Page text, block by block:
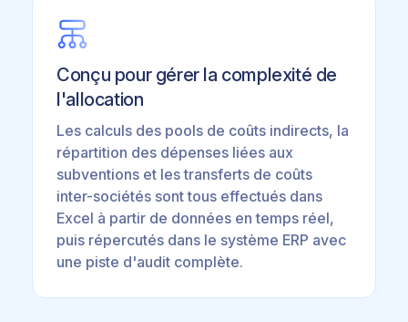
Conçu pour gérer la complexité de
l'allocation
Les calculs des pools de coûts indirects, la
répartition des dépenses liées aux
subventions et les transferts de coûts
inter-sociétés sont tous effectués dans
Excel à partir de données en temps réel,
puis répercutés dans le système ERP avec
une piste d'audit complète.